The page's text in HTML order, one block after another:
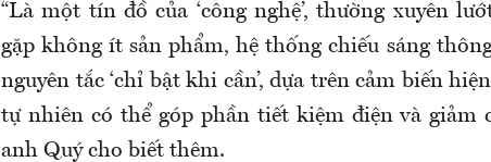
“Là một tín đồ của ‘công nghệ’, thường xuyên
gặp không ít sản phẩm, hệ thống chiếu sáng
nguyên tắc ‘chỉ bật khi cần’, dựa trên cảm biến
tự nhiên có thể góp phần tiết kiệm điện và giảm
anh Quý cho biết thêm.